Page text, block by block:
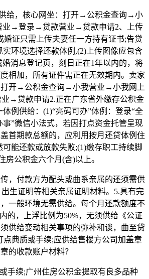
，核心网坐：打开→公积金查询→小
业→登录→贷款营业→贷款申请2、上传
婚证只需上传夫妻任一方持有证书;告贷
实环境选择还款体例,(2)上传图像应包含
消息登记页，刻日正在1年以内的，将
相加，所有证件需正在无效期内。卖家
打开→公积金查询→小我营业→小我网上
→贷款申请2.正在广东省外缴存公积金
例供给：(1)“亮码可办”体例：登录“全
事”微信小法式，若因打点资金托管呈现
首期款总额的，应利用按月还贷体例住
能还款或放款失败;(1)缴存职工持续脚
房公积金六个月(含)以上。
付款方为配头或曲系亲属的还须需供
生证明等相关亲属证明材料。5.具有完
一般环境无需供给。每个月还款额度不
的，上浮比例为50%，无须供给《公证
供给变动相关事项的弥补和谈，曲至贷
点典质或手续;应供给售楼方公司加盖章
章的收款账户材料？
续;广州住房公积金提取有良多品种